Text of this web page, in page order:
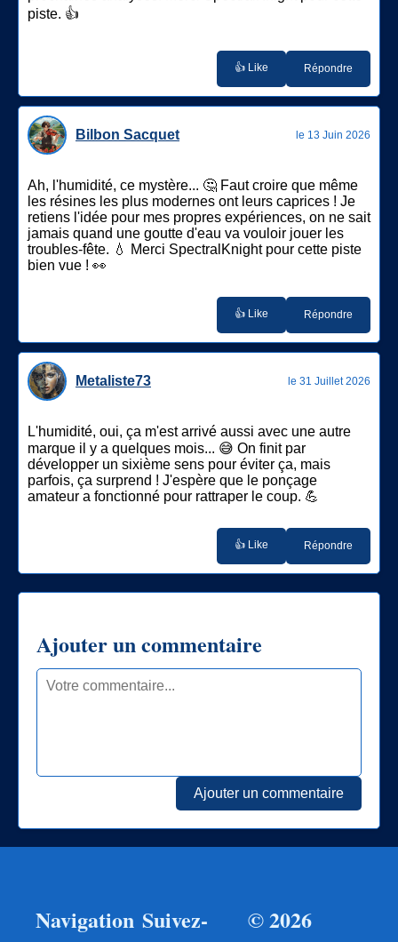
piste. 👍
👍 Like Répondre
Bilbon Sacquet le 13 Juin 2026
Ah, l'humidité, ce mystère... 🤔 Faut croire que même
les résines les plus modernes ont leurs caprices ! Je
retiens l'idée pour mes propres expériences, on ne sait
jamais quand une goutte d'eau va vouloir jouer les
troubles-fête. 💧 Merci SpectralKnight pour cette piste
bien vue ! 👀
👍 Like Répondre
Metaliste73 le 31 Juillet 2026
L'humidité, oui, ça m'est arrivé aussi avec une autre
marque il y a quelques mois... 😅 On finit par
développer un sixième sens pour éviter ça, mais
parfois, ça surprend ! J'espère que le ponçage
amateur a fonctionné pour rattraper le coup. 💪
👍 Like Répondre
Ajouter un commentaire
Ajouter un commentaire
Navigation Suivez-
© 2026